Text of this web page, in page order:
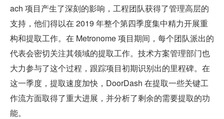
ach 项目产生了深刻的影响，工程团队获得了管理高层的
支持，他们得以在 2019 年整个第四季度集中精力开展重
构和提取工作。在 Metronome 项目期间，每个团队派出的
代表会密切关注其领域的提取工作。技术方案管理部门也
大力参与了这个过程，跟踪项目初期识别出的里程碑。在
这一季度，提取速度加快，DoorDash 在提取一些关键工
作流方面取得了重大进展，并分析了剩余的需要提取的功
能。